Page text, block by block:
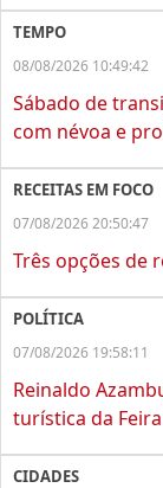
TEMPO
08/08/2026 10:49:42
Sábado de
com névoa e
RECEITAS EM FOCO
07/08/2026 20:50:47
Três opções de
POLÍTICA
07/08/2026 19:58:11
Reinaldo
turística da
CIDADES